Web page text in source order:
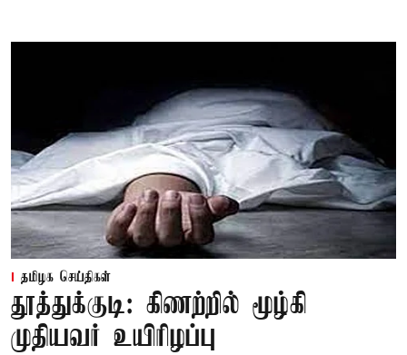
தமிழக செய்திகள்
தூத்துக்குடி: கிணற்றில் மூழ்கி
முதியவர் உயிரிழப்பு